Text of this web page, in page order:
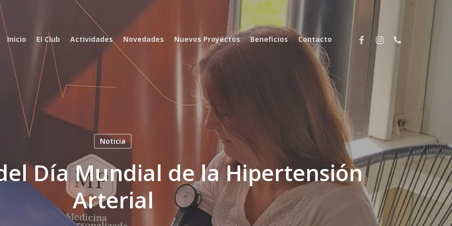
Inicio El Club Actividades Novedades Nuevos Proyectos Beneficios Contacto facebookinstagram
phone
Noticia
Día Mundial de la Hipertensión
Arterial